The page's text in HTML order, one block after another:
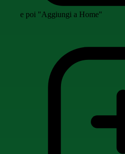
e poi "Aggiungi a Home"